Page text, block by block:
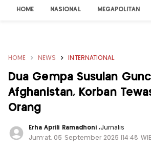
HOME NASIONAL MEGAPOLITAN
HOME NEWS INTERNATIONAL
Dua Gempa Susulan
Afghanistan, Korban
Orang
Erha Aprili Ramadhoni,Jurnalis
Jum'at, 05 September 2025 |14:48